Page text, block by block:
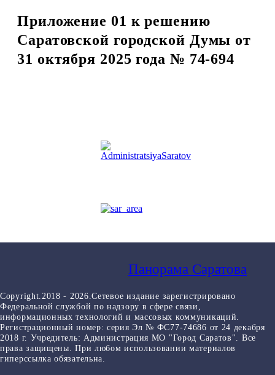
Приложение 01 к решению
Саратовской городской Думы от
31 октября 2025 года № 74-694
Панорама Саратова
Copyright.2018 - 2026.Сетевое издание зарегистрировано
Федеральной службой по надзору в сфере связи,
информационных технологий и массовых коммуникаций.
Регистрационный номер: серия Эл № ФС77-74686 от 24 декабря
2018 г. Учредитель: Администрация МО "Город Саратов". Все
права защищены. При любом использовании материалов
гиперссылка обязательна.